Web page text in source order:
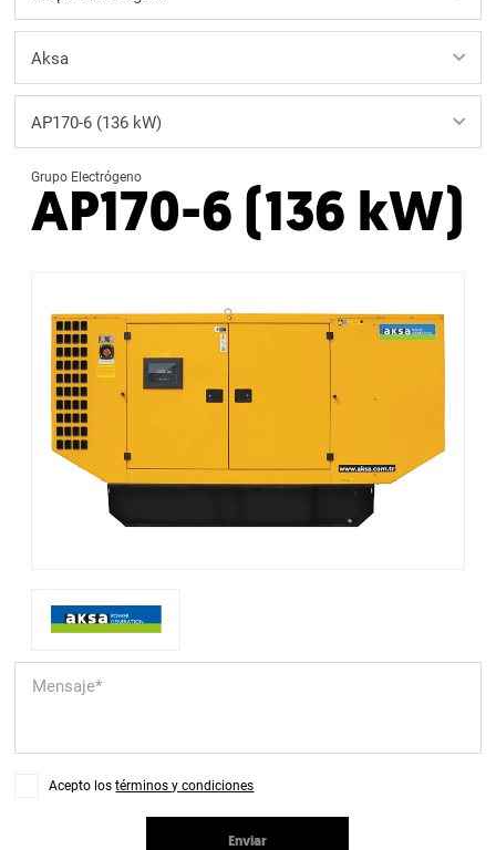
Grupo Electrógeno
AP170-6 (136 kW)
Acepto lostérminos y condiciones
Enviar